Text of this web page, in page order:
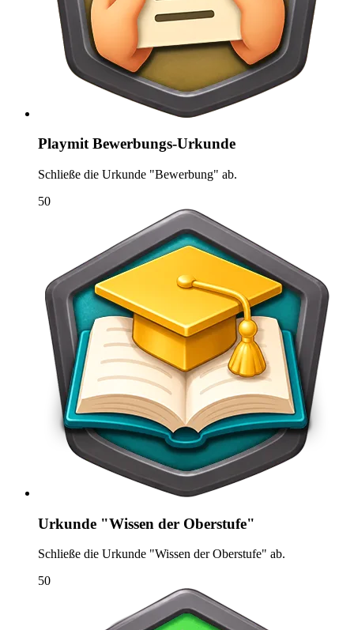
Playmit Bewerbungs-Urkunde
Schließe die Urkunde "Bewerbung" ab.
50
Urkunde "Wissen der Oberstufe"
Schließe die Urkunde "Wissen der Oberstufe" ab.
50